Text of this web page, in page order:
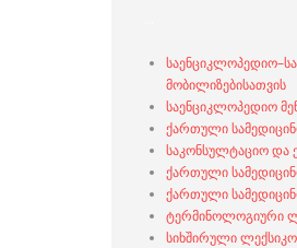
მობილიზებისათვის
საენციკლოპედიო
ქართული
საკონსულტაციო და
ქართული
ქართული
ტერმინოლოგიური
სიხშირული